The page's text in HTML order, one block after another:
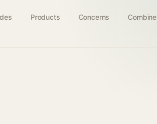
Products Concerns Combine